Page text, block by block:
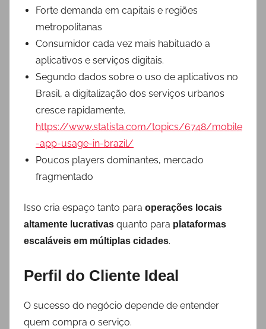
Forte demanda em capitais e regiões
metropolitanas
Consumidor cada vez mais habituado a
aplicativos e serviços digitais.
Segundo dados sobre o uso de aplicativos no
Brasil, a digitalização dos serviços urbanos
cresce rapidamente.
https://www.statista.com/topics/6748/mobile
-app-usage-in-brazil/
Poucos players dominantes, mercado
fragmentado
Isso cria espaço tanto para operações locais
altamente lucrativas quanto para plataformas
escaláveis em múltiplas cidades.
Perfil do Cliente Ideal
O sucesso do negócio depende de entender
quem compra o serviço.